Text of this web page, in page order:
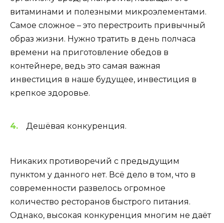
витаминами и полезными микроэлементами.
Самое сложное – это перестроить привычный
образ жизни. Нужно тратить в день полчаса
времени на приготовление обедов в
контейнере, ведь это самая важная
инвестиция в наше будущее, инвестиция в
крепкое здоровье.
Дешёвая конкуренция.
Никаких противоречий с предыдущим
пунктом у данного нет. Всё дело в том, что в
современности развелось огромное
количество ресторанов быстрого питания.
Однако, высокая конкуренция многим не даёт